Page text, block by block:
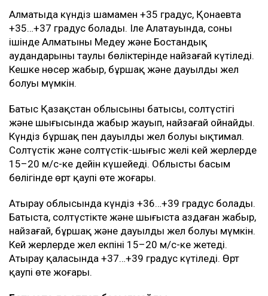
Алматыда күндіз шамамен +35 градус, Қонаевта
+35…+37 градус болады. Іле Алатауында, соның
ішінде Алматының Медеу және Бостандық
аудандарының таулы бөліктерінде найзағай күтіледі.
Кешке нөсер жаңбыр, бұршақ және дауылды жел
болуы мүмкін.
Батыс Қазақстан облысының батысы, солтүстігі
және шығысында жаңбыр жауып, найзағай ойнайды.
Күндіз бұршақ пен дауылды жел болуы ықтимал.
Солтүстік және солтүстік-шығыс желі кей жерлерде
15–20 м/с-ке дейін күшейеді. Облыстың басым
бөлігінде өрт қаупі өте жоғары.
Атырау облысында күндіз +36…+39 градус болады.
Батыста, солтүстікте және шығыста аздаған жаңбыр,
найзағай, бұршақ және дауылды жел болуы мүмкін.
Кей жерлерде жел екпіні 15–20 м/с-ке жетеді.
Атырау қаласында +37…+39 градус күтіледі. Өрт
қаупі өте жоғары.